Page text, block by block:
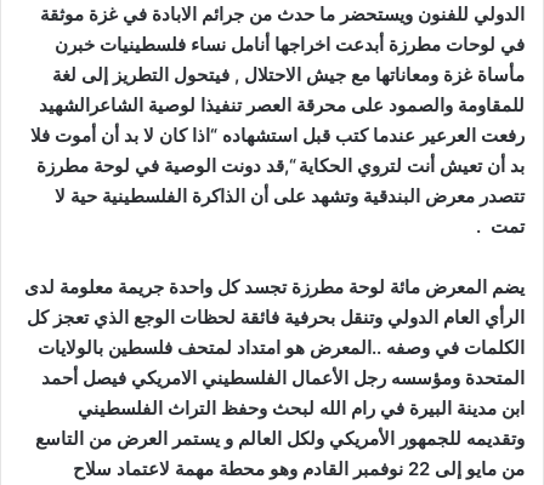
الدولي للفنون ويستحضر ما حدث من جرائم الابادة في غزة موثقة
في لوحات مطرزة أبدعت اخراجها أنامل نساء فلسطينيات خبرن
مأساة غزة ومعاناتها مع جيش الاحتلال , فيتحول التطريز إلى لغة
للمقاومة والصمود على محرقة العصر تنفيذا لوصية الشاعرالشهيد
رفعت العرعير عندما كتب قبل استشهاده “اذا كان لا بد أن أموت فلا
بد أن تعيش أنت لتروي الحكاية “,قد دونت الوصية في لوحة مطرزة
تتصدر معرض البندقية وتشهد على أن الذاكرة الفلسطينية حية لا
تمت .
يضم المعرض مائة لوحة مطرزة تجسد كل واحدة جريمة معلومة لدى
الرأي العام الدولي وتنقل بحرفية فائقة لحظات الوجع الذي تعجز كل
الكلمات في وصفه ..المعرض هو امتداد لمتحف فلسطين بالولايات
المتحدة ومؤسسه رجل الأعمال الفلسطيني الامريكي فيصل أحمد
ابن مدينة البيرة في رام الله لبحث وحفظ التراث الفلسطيني
وتقديمه للجمهور الأمريكي ولكل العالم و يستمر العرض من التاسع
من مايو إلى 22 نوفمبر القادم وهو محطة مهمة لاعتماد سلاح